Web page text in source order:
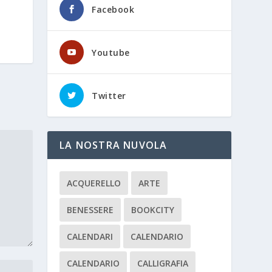
Facebook
Youtube
Twitter
LA NOSTRA NUVOLA
ACQUERELLO ARTE
BENESSERE BOOKCITY
CALENDARI CALENDARIO
CALENDARIO CALLIGRAFIA